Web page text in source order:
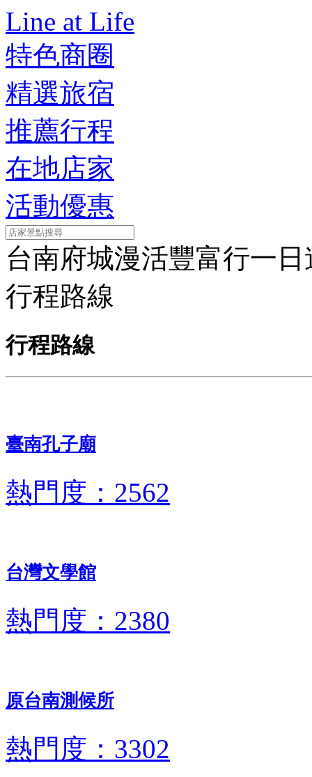
Line at Life
特色商圈
精選旅宿
推薦行程
在地店家
活動優惠
台南府城漫活豐富行一日
行程路線
行程路線
臺南孔子廟
熱門度：2562
台灣文學館
熱門度：2380
原台南測候所
熱門度：3302